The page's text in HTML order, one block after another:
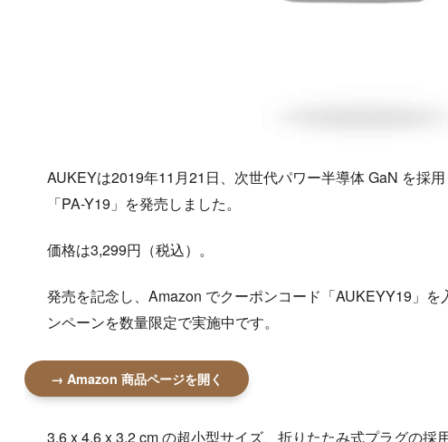
AUKEYは2019年11月21日、次世代パワー半導体 GaN を採
「PA-Y19」を発売しました。
価格は3,299円（税込）。
発売を記念し、Amazon でクーポンコード「AUKEYY19」
ンペーンを数量限定で実施中です。
→ Amazon 商品ページを開く
3.6 x 4.6 x 3.2 cm の超小型サイズ、折りたたみ式プラグの